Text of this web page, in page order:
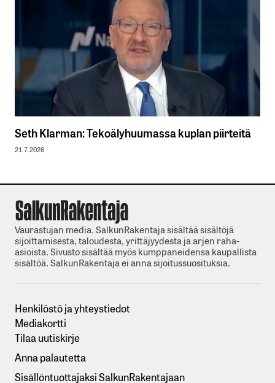
Seth Klarman: Tekoälyhuumassa kuplan piirteitä
21.7.2026
Vaurastujan media. SalkunRakentaja sisältää sisältöjä
sijoittamisesta, taloudesta, yrittäjyydesta ja arjen raha-
asioista. Sivusto sisältää myös kumppaneidensa kaupallista
sisältöä. SalkunRakentaja ei anna sijoitussuosituksia.
Henkilöstö ja yhteystiedot
Mediakortti
Tilaa uutiskirje
Anna palautetta
Sisällöntuottajaksi SalkunRakentajaan